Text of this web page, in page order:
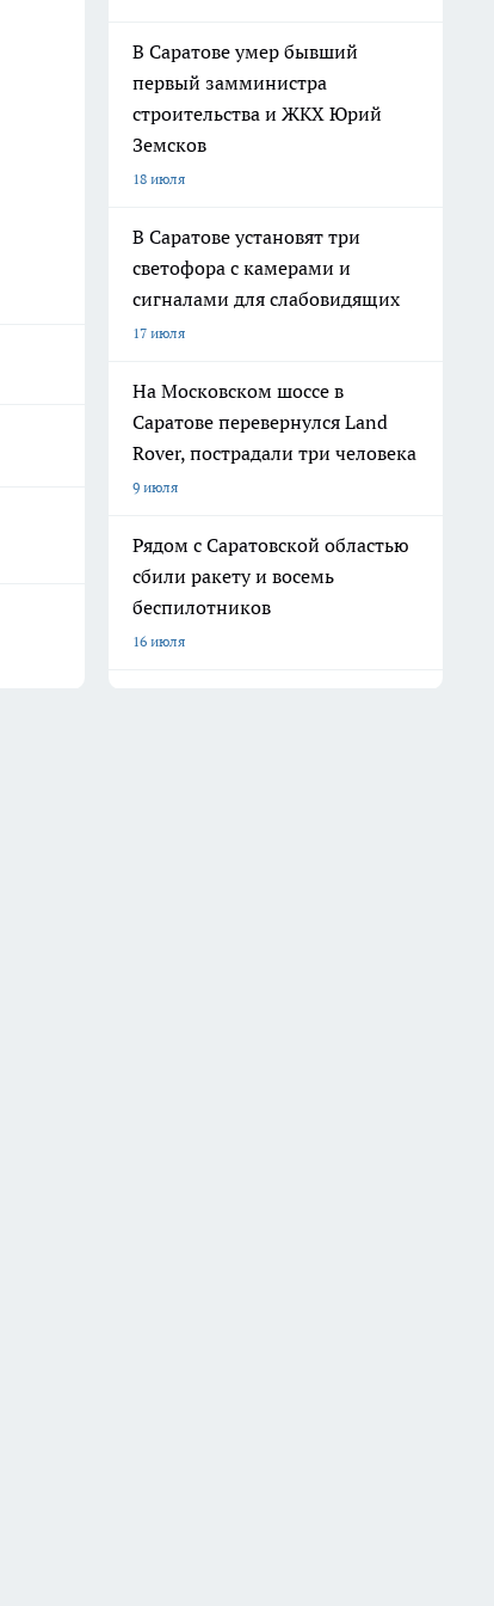
В Саратове умер бывший
первый замминистра
строительства и ЖКХ Юрий
Земсков
18 июля
В Саратове установят три
светофора с камерами и
сигналами для слабовидящих
17 июля
На Московском шоссе в
Саратове перевернулся Land
Rover, пострадали три человека
9 июля
Рядом с Саратовской областью
сбили ракету и восемь
беспилотников
16 июля